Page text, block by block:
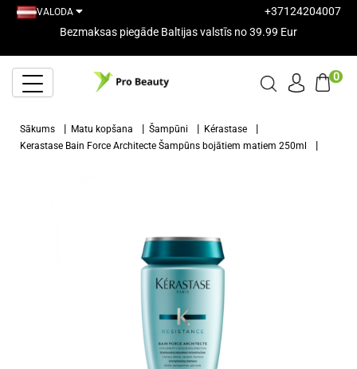
VALODA
+37124204007
Bezmaksas piegāde Baltijas valstīs no 39.99 Eur
0
Sākums Matu kopšana Šampūni
Kérastase
Kerastase Bain Force Architecte Šampūns bojātiem matiem 250ml